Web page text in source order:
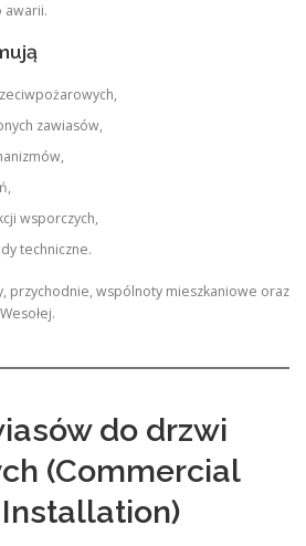
awarii.
zawiasów,
wsporczych,
techniczne.
przychodnie, wspólnoty mieszkaniowe oraz
do drzwi
(Commercial